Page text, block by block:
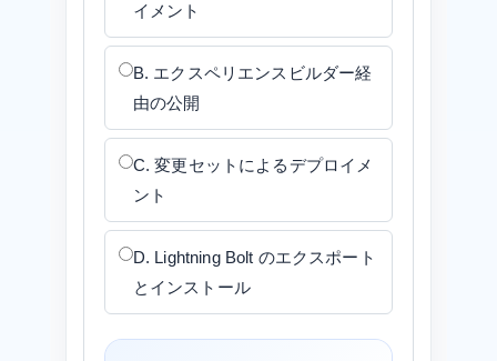
イメント
B. エクスペリエンスビルダー経
由の公開
C. 変更セットによるデプロイメ
ント
D. Lightning Bolt のエクスポート
とインストール